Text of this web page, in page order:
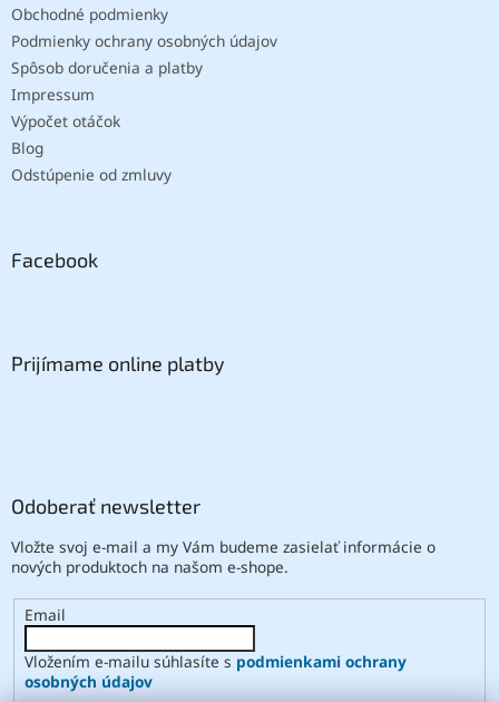
Obchodné podmienky
Podmienky ochrany osobných údajov
Spôsob doručenia a platby
Impressum
Výpočet otáčok
Blog
Odstúpenie od zmluvy
Facebook
Prijímame online platby
Odoberať newsletter
Vložte svoj e-mail a my Vám budeme zasielať informácie o
nových produktoch na našom e-shope.
Email
Vložením e-mailu súhlasíte s podmienkami ochrany
osobných údajov